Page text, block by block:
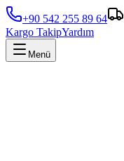
+90 542 255 89 64
Kargo TakipYardım
Menü